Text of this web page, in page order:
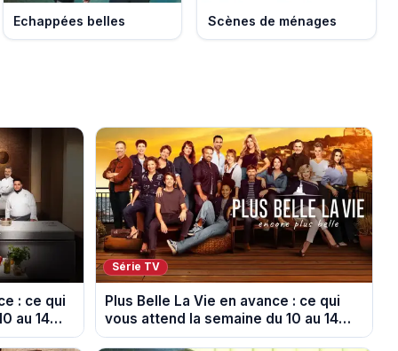
Echappées belles Scènes de ménages
: ce qui
au 14
Série TV
Plus Belle La Vie en avance : ce qui
vous attend la semaine du 10 au 14
août 2026 (spoiler)